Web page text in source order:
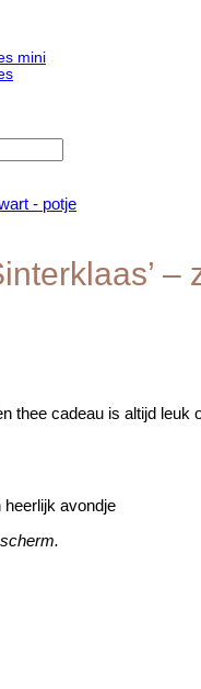
mini
–
thee cadeau is altijd
heerlijk avondje